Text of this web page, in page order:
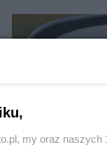
my oraz